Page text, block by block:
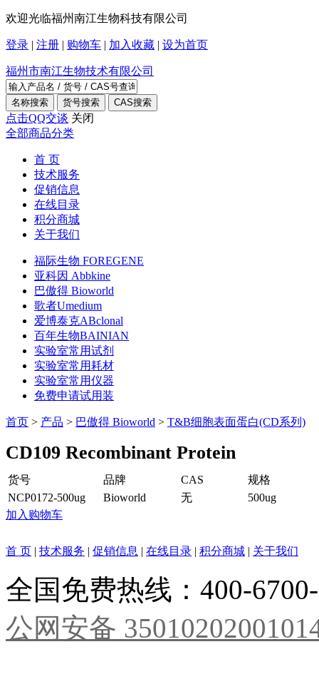
欢迎光临福州南江生物科技有限公司
登录 | 注册 | 购物车 | 加入收藏 | 设为首页
福州市南江生物技术有限公司
点击QQ交谈 关闭
全部商品分类
首 页
技术服务
促销信息
在线目录
积分商城
关于我们
福际生物 FOREGENE
亚科因 Abbkine
巴傲得 Bioworld
歌者Umedium
爱博泰克ABclonal
百年生物BAINIAN
实验室常用试剂
实验室常用耗材
实验室常用仪器
免费申请试用装
首页 > 产品 > 巴傲得 Bioworld > T&B细胞表面蛋白(CD系列)
CD109 Recombinant Protein
货号 品牌 CAS
规格
NCP0172-500ug
Bioworld 无
500ug
加入购物车
首 页 | 技术服务 | 促销信息 | 在线目录 | 积分商城 | 关于我们
全国免费热线：400-
公网安备